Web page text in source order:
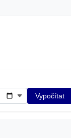
Vypočítat